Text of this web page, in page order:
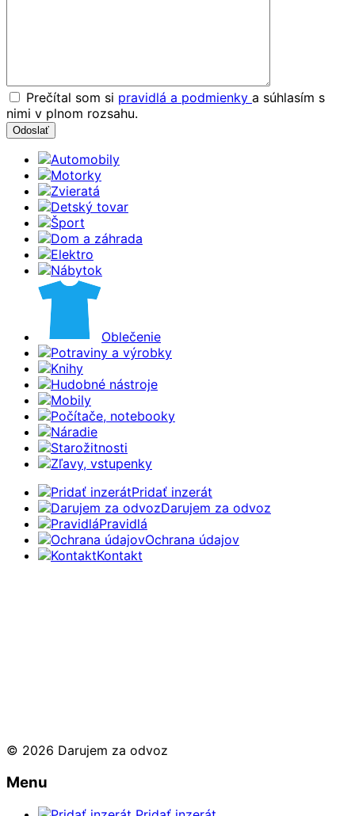
Prečítal som si pravidlá a podmienky a súhlasím s
nimi v plnom rozsahu.
Automobily
Motorky
Zvieratá
Detský tovar
Šport
Dom a záhrada
Elektro
Nábytok
Oblečenie
Potraviny a výrobky
Knihy
Hudobné nástroje
Mobily
Počítače, notebooky
Náradie
Starožitnosti
Zľavy, vstupenky
Pridať inzerát
Darujem za odvoz
Pravidlá
Ochrana údajov
Kontakt
© 2026 Darujem za odvoz
Menu